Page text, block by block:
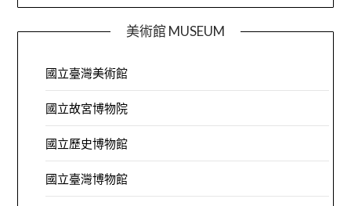
美術館 MUSEUM
國立臺灣美術館
國立故宮博物院
國立歷史博物館
國立臺灣博物館